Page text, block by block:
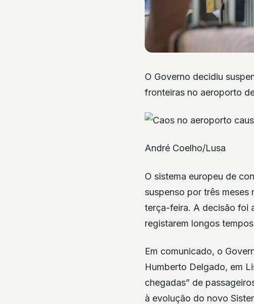
O Governo decidiu
fronteiras no aeroporto
André Coelho/Lusa
O sistema europeu de
suspenso por três
terça-feira. A decisão foi
registarem longos
Em comunicado, o
Humberto Delgado, em
chegadas” de
à evolução do novo